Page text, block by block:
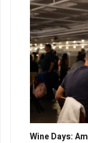
Wine Days: